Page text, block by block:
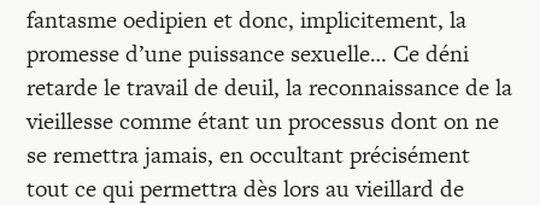
fantasme oedipien et donc, implicitement, la
promesse d’une puissance sexuelle… Ce déni
retarde le travail de deuil, la reconnaissance de la
vieillesse comme étant un processus dont on ne
se remettra jamais, en occultant précisément
tout ce qui permettra dès lors au vieillard de